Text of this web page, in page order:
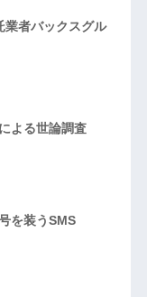
者バックスグル
よる世論調査
を装うSMS